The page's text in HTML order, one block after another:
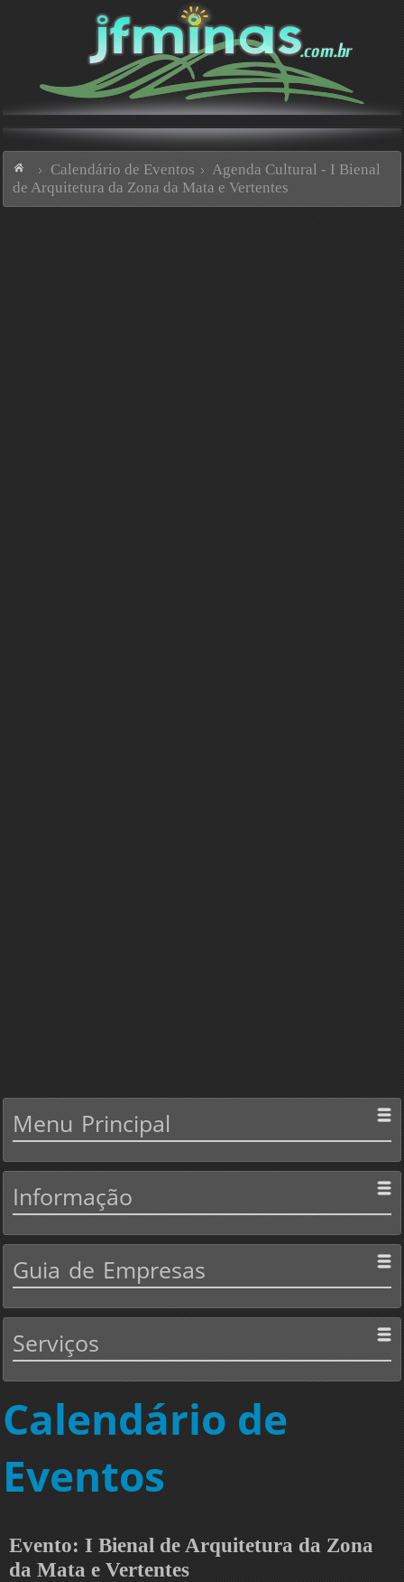
Calendário de Eventos
Agenda Cultural - I Bienal
de Arquitetura da Zona da Mata e Vertentes
Menu Principal
Informação
Guia de Empresas
Serviços
Calendário de
Eventos
Evento: I Bienal de Arquitetura da Zona
da Mata e Vertentes